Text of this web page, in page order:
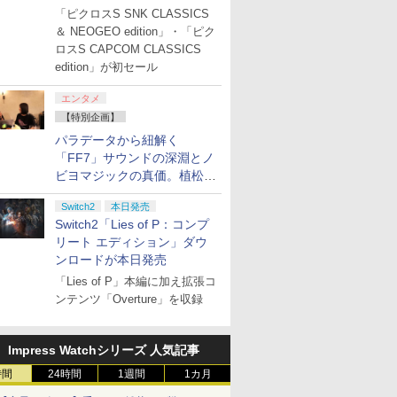
「ジュピターサマーセール
2026」開催
「ピクロスS SNK CLASSICS
＆ NEOGEO edition」・「ピク
ロスS CAPCOM CLASSICS
edition」が初セール
エンタメ
【特別企画】
パラデータから紐解く
「FF7」サウンドの深淵とノ
ビヨマジックの真価。植松伸
夫氏による「ff vol.7」一挙レ
ポート
Switch2 本日発売
Switch2「Lies of P：コンプ
リート エディション」ダウ
ンロードが本日発売
「Lies of P」本編に加え拡張コ
ンテンツ「Overture」を収録
Impress Watchシリーズ 人気記事
24時間 1週間 1カ月